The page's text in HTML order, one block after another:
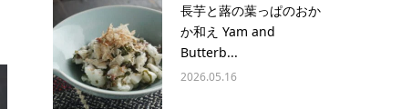
長芋と蕗の葉っぱのおか
か和え Yam and
Butterb...
2026.05.16